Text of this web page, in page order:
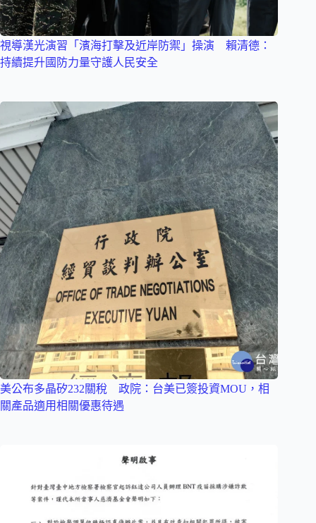
視導漢光演習「濱海打擊及近岸防禦」操演 賴清德：
持續提升國防力量守護人民安全
美公布多晶矽232關稅 政院：台美已簽投資MOU，相
關產品適用相關優惠待遇